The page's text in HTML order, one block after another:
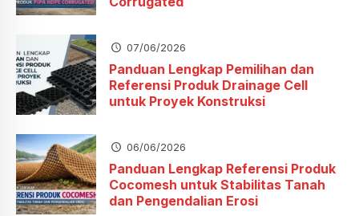
07/06/2026
Panduan Lengkap Pemilihan dan
Referensi Produk Drainage Cell
untuk Proyek Konstruksi
06/06/2026
Panduan Lengkap Referensi Produk
Cocomesh untuk Stabilitas Tanah
dan Pengendalian Erosi